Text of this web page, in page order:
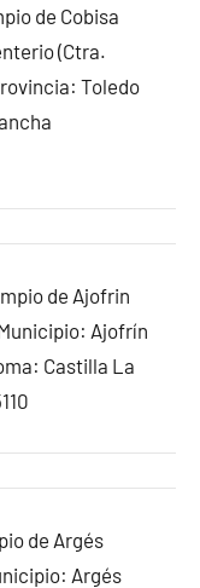
de Cobisa
(Ctra.
Toledo
de Ajofrin
Ajofrín
Castilla La
de Argés
Argés